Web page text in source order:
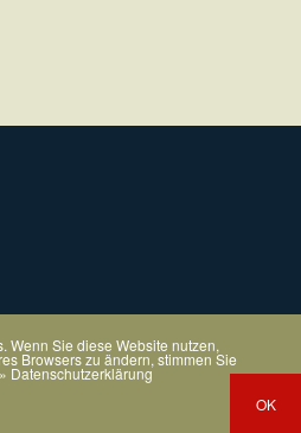
Wenn Sie diese Website nutzen,
Browsers zu ändern, stimmen Sie
» Datenschutzerklärung
OK